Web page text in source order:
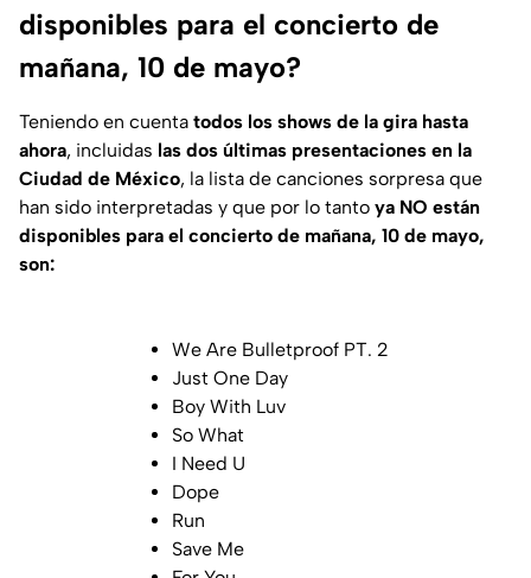
disponibles para el concierto de
mañana, 10 de mayo?
Teniendo en cuenta todos los shows de la gira hasta
ahora, incluidas las dos últimas presentaciones en la
Ciudad de México, la lista de canciones sorpresa que
han sido interpretadas y que por lo tanto ya NO están
disponibles para el concierto de mañana, 10 de mayo,
son:
We Are Bulletproof PT. 2
Just One Day
Boy With Luv
So What
I Need U
Dope
Run
Save Me